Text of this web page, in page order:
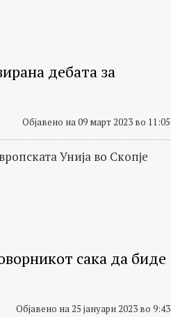
дебата за
Објавено на 09 март 2023 во 11:05
Унија во Скопје
сака да биде
Објавено на 25 јануари 2023 во 9:43